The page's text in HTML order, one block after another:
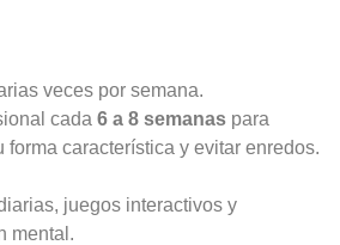
veces por semana.
cada 6 a 8 semanas para
forma característica y evitar enredos.
juegos interactivos y
mental.